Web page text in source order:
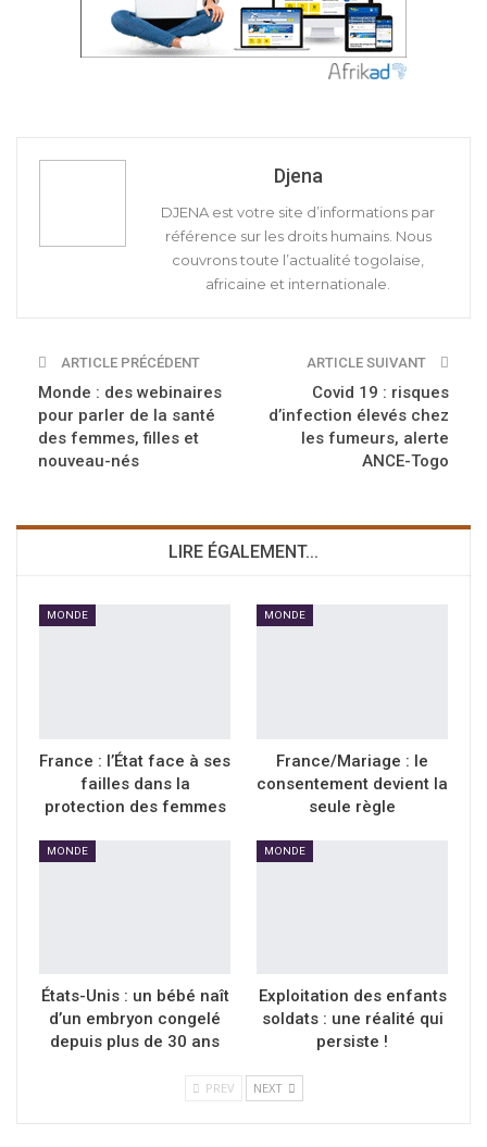
Djena
DJENA est votre site d’informations par
référence sur les droits humains. Nous
couvrons toute l’actualité togolaise,
africaine et internationale.
ARTICLE PRÉCÉDENT
Monde : des webinaires
pour parler de la santé
des femmes, filles et
nouveau-nés
ARTICLE SUIVANT
Covid 19 : risques
d’infection élevés chez
les fumeurs, alerte
ANCE-Togo
LIRE ÉGALEMENT...
MONDE
France : l’État face à ses
failles dans la
protection des femmes
MONDE
France/Mariage : le
consentement devient la
seule règle
MONDE
États-Unis : un bébé naît
d’un embryon congelé
depuis plus de 30 ans
MONDE
Exploitation des enfants
soldats : une réalité qui
persiste !
PREV NEXT